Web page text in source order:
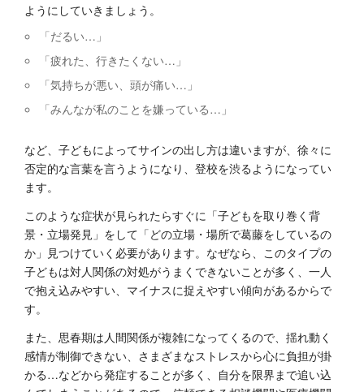
ようにしていきましょう。
「だるい…」
「疲れた、行きたくない…」
「気持ちが悪い、頭が痛い…」
「みんなが私のことを嫌っている…」
など、子どもによってサインの出し方は違いますが、徐々に
否定的な言葉を言うようになり、登校を渋るようになってい
ます。
このような症状が見られたらすぐに「子どもを取り巻く背
景・立場発見」をして「どの立場・場所で葛藤をしているの
か」見つけていく必要があります。なぜなら、このタイプの
子どもは対人関係の対処がうまくできないことが多く、一人
で抱え込みやすい、マイナスに捉えやすい傾向があるからで
す。
また、思春期は人間関係が複雑になってくるので、揺れ動く
感情が制御できない、さまざまなストレスから心に負担が掛
かる…などから発症することが多く、自分を限界まで追い込